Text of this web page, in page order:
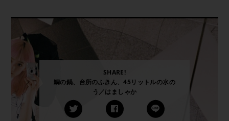
SHARE!
鯛の鍋、台所のふきん、45リットルの水の
う／はましゃか